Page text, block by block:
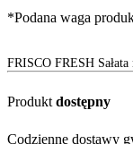
*Podana waga
FRISCO FRESH
Produkt dostępny
Codzienne dostawy